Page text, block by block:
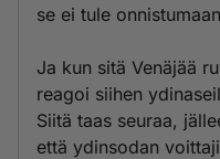
se ei tule
Ja kun sitä Venäjää
reagoi siihen
Siitä taas seuraa,
että ydinsodan